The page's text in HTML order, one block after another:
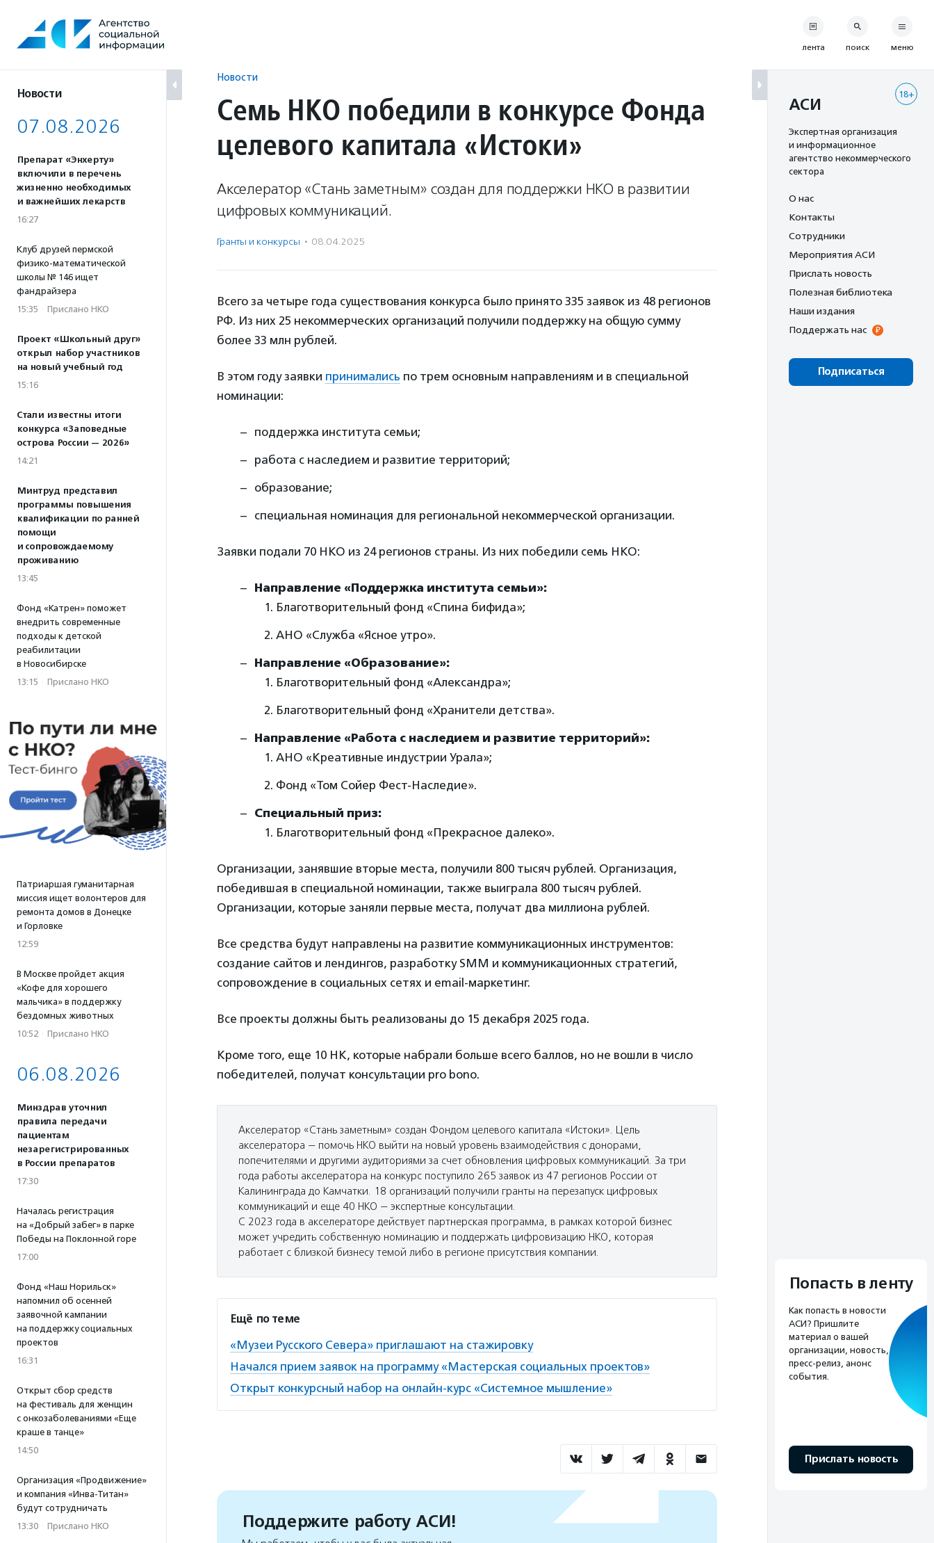
содержанию
Новости
07.08.2026
Препарат «Энхерту»
включили в перечень
жизненно необходимых
и важнейших лекарств
16:27
Клуб друзей пермской
физико-математической
школы № 146 ищет
фандрайзера
15:35 · Прислано НКО
Проект «Школьный друг»
открыл набор участников
на новый учебный год
15:16
Стали известны итоги
конкурса «Заповедные
острова России — 2026»
14:21
Минтруд представил
программы повышения
квалификации по ранней
помощи
и сопровождаемому
проживанию
13:45
Фонд «Катрен» поможет
внедрить современные
подходы к детской
реабилитации
в Новосибирске
13:15 · Прислано НКО
Патриаршая гуманитарная
миссия ищет волонтеров для
ремонта домов в Донецке
и Горловке
12:59
В Москве пройдет акция
«Кофе для хорошего
мальчика» в поддержку
бездомных животных
10:52 · Прислано НКО
06.08.2026
Минздрав уточнил
правила передачи
пациентам
незарегистрированных
в России препаратов
17:30
Началась регистрация
на «Добрый забег» в парке
Победы на Поклонной горе
17:00
Фонд «Наш Норильск»
напомнил об осенней
заявочной кампании
на поддержку социальных
проектов
16:31
Открыт сбор средств
на фестиваль для женщин
с онкозаболеваниями «Еще
краше в танце»
14:50
Организация «Продвижение»
и компания «Инва-Титан»
будут сотрудничать
13:30 · Прислано НКО
Новости
Семь НКО победили в конкурсе Фонда
целевого капитала «Истоки»
Акселератор «Стань заметным» создан для поддержки НКО в развитии
цифровых коммуникаций.
Гранты и конкурсы · 08.04.2025
Всего за четыре года существования конкурса было принято 335 заявок из 48 регионов
РФ. Из них 25 некоммерческих организаций получили поддержку на общую сумму
более 33 млн рублей.
В этом году заявки принимались по трем основным направлениям и в специальной
номинации:
поддержка института семьи;
работа с наследием и развитие территорий;
образование;
специальная номинация для региональной некоммерческой организации.
Заявки подали 70 НКО из 24 регионов страны. Из них победили семь НКО:
Направление «Поддержка института семьи»:
Благотворительный фонд «Спина бифида»;
АНО «Служба «Ясное утро».
Направление «Образование»:
Благотворительный фонд «Александра»;
Благотворительный фонд «Хранители детства».
Направление «Работа с наследием и развитие территорий»:
АНО «Креативные индустрии Урала»;
Фонд «Том Сойер Фест-Наследие».
Специальный приз:
Благотворительный фонд «Прекрасное далеко».
Организации, занявшие вторые места, получили 800 тысяч рублей. Организация,
победившая в специальной номинации, также выиграла 800 тысяч рублей.
Организации, которые заняли первые места, получат два миллиона рублей.
Все средства будут направлены на развитие коммуникационных инструментов:
создание сайтов и лендингов, разработку SMM и коммуникационных стратегий,
сопровождение в социальных сетях и email-маркетинг.
Все проекты должны быть реализованы до 15 декабря 2025 года.
Кроме того, еще 10 НК, которые набрали больше всего баллов, но не вошли в число
победителей, получат консультации pro bono.
Акселератор «Стань заметным» создан Фондом целевого капитала «Истоки». Цель
акселератора — помочь НКО выйти на новый уровень взаимодействия с донорами,
попечителями и другими аудиториями за счет обновления цифровых коммуникаций. За три
года работы акселератора на конкурс поступило 265 заявок из 47 регионов России от
Калининграда до Камчатки. 18 организаций получили гранты на перезапуск цифровых
коммуникаций и еще 40 НКО — экспертные консультации.
С 2023 года в акселераторе действует партнерская программа, в рамках которой бизнес
может учредить собственную номинацию и поддержать цифровизацию НКО, которая
работает с близкой бизнесу темой либо в регионе присутствия компании.
Ещё по теме
«Музеи Русского Севера» приглашают на стажировку
Начался прием заявок на программу «Мастерская социальных проектов»
Открыт конкурсный набор на онлайн-курс «Системное мышление»
Поддержите работу АСИ!
лента поиск меню
18+
АСИ
Экспертная организация
и информационное
агентство некоммерческого
сектора
О нас
Контакты
Сотрудники
Мероприятия АСИ
Прислать новость
Полезная библиотека
Наши издания
Поддержать нас
Подписаться
Попасть в ленту
Как попасть в новости
АСИ? Пришлите
материал о вашей
организации, новость,
пресс-релиз, анонс
события.
Прислать новость